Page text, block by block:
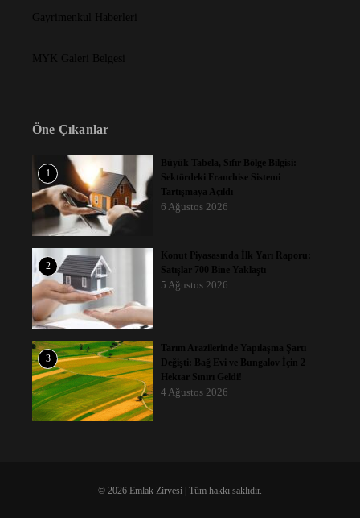
Gayrimenkul Haberleri
MYK Galeri Belgesi
Öne Çıkanlar
1
Büyük Tabela, Sıfır Bölge Bilgisi:
Sektördeki Franchise Sistemi
Tartışmaya Açıldı
6 Ağustos 2026
2
Konut Piyasasında İlk Yarı Raporu:
Satışlar 700 Bine Yaklaştı
5 Ağustos 2026
3
Tarım Arazilerinde Yapılaşma Şartı
Değişti: Bağ Evi ve Bungalov İçin 2
Hektar Sınırı Geldi!
4 Ağustos 2026
© 2026 Emlak Zirvesi | Tüm hakkı saklıdır.